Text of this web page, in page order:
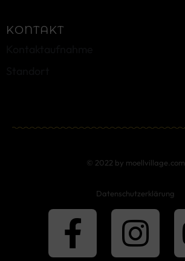
KONTAKT
© 2022 by moellvillage.com
Datenschutzerklärung